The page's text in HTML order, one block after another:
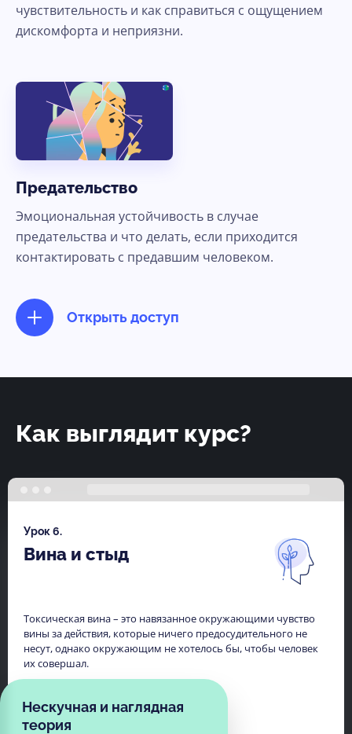
чувствительность и как справиться с ощущением
дискомфорта и неприязни.
Предательство
Эмоциональная устойчивость в случае
предательства и что делать, если приходится
контактировать с предавшим человеком.
Открыть доступ
Как выглядит курс?
Урок 6.
Вина и стыд
Токсическая вина – это навязанное окружающими чувство
вины за действия, которые ничего предосудительного не
несут, однако окружающим не хотелось бы, чтобы человек
их совершал.
Нескучная и наглядная
теория